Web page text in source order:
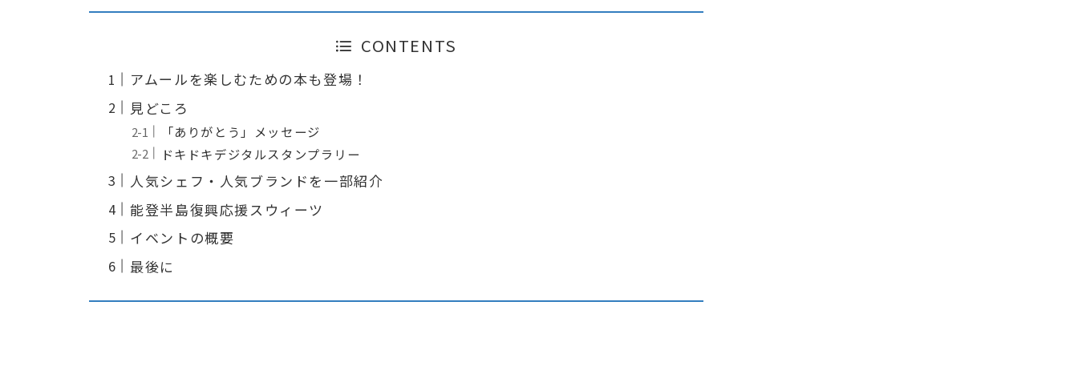
CONTENTS
アムールを楽しむための本も登場！
見どころ
「ありがとう」メッセージ
ドキドキデジタルスタンプラリー
人気シェフ・人気ブランドを一部紹介
能登半島復興応援スウィーツ
イベントの概要
最後に